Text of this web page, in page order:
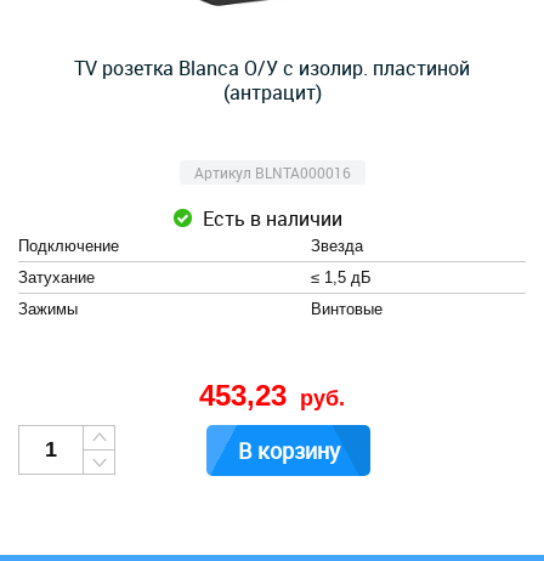
TV розетка Blanca О/У с изолир. пластиной
(антрацит)
Артикул BLNTA000016
Есть в наличии
Подключение
Звезда
Затухание
≤ 1,5 дБ
Зажимы
Винтовые
453,23 руб.
В корзину